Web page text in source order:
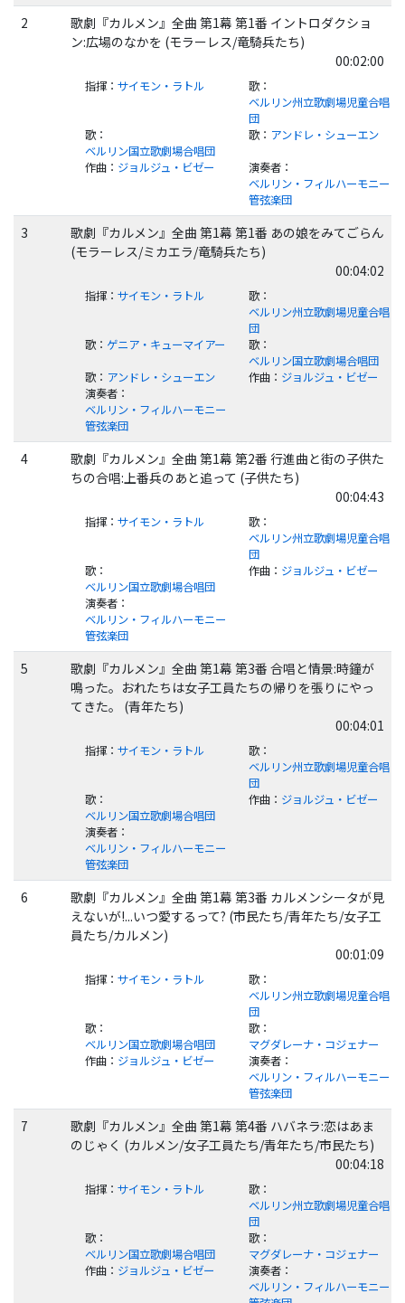
2
歌劇『カルメン』全曲 第1幕 第1番 イントロダクショ
ン:広場のなかを (モラーレス/竜騎兵たち)
00:02:00
指揮： サイモン・ラトル 歌：
ベルリン州立歌劇場児童合唱
団
歌：
ベルリン国立歌劇場合唱団
歌： アンドレ・シューエン
作曲： ジョルジュ・ビゼー 演奏者：
ベルリン・フィルハーモニー
管弦楽団
3
歌劇『カルメン』全曲 第1幕 第1番 あの娘をみてごらん
(モラーレス/ミカエラ/竜騎兵たち)
00:04:02
指揮： サイモン・ラトル 歌：
ベルリン州立歌劇場児童合唱
団
歌： ゲニア・キューマイアー 歌：
ベルリン国立歌劇場合唱団
歌： アンドレ・シューエン 作曲： ジョルジュ・ビゼー
演奏者：
ベルリン・フィルハーモニー
管弦楽団
4
歌劇『カルメン』全曲 第1幕 第2番 行進曲と街の子供た
ちの合唱:上番兵のあと追って (子供たち)
00:04:43
指揮： サイモン・ラトル 歌：
ベルリン州立歌劇場児童合唱
団
歌：
ベルリン国立歌劇場合唱団
作曲： ジョルジュ・ビゼー
演奏者：
ベルリン・フィルハーモニー
管弦楽団
5
歌劇『カルメン』全曲 第1幕 第3番 合唱と情景:時鐘が
鳴った。おれたちは女子工員たちの帰りを張りにやっ
てきた。 (青年たち)
00:04:01
指揮： サイモン・ラトル 歌：
ベルリン州立歌劇場児童合唱
団
歌：
ベルリン国立歌劇場合唱団
作曲： ジョルジュ・ビゼー
演奏者：
ベルリン・フィルハーモニー
管弦楽団
6
歌劇『カルメン』全曲 第1幕 第3番 カルメンシータが見
えないが!...いつ愛するって? (市民たち/青年たち/女子工
員たち/カルメン)
00:01:09
指揮： サイモン・ラトル 歌：
ベルリン州立歌劇場児童合唱
団
歌：
ベルリン国立歌劇場合唱団
歌：
マグダレーナ・コジェナー
作曲： ジョルジュ・ビゼー 演奏者：
ベルリン・フィルハーモニー
管弦楽団
7
歌劇『カルメン』全曲 第1幕 第4番 ハバネラ:恋はあま
のじゃく (カルメン/女子工員たち/青年たち/市民たち)
00:04:18
指揮： サイモン・ラトル 歌：
ベルリン州立歌劇場児童合唱
団
歌：
ベルリン国立歌劇場合唱団
歌：
マグダレーナ・コジェナー
作曲： ジョルジュ・ビゼー 演奏者：
ベルリン・フィルハーモニー